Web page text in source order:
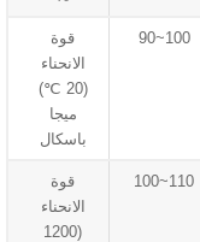
قوة
الانحناء
(20 ℃)
ميجا
باسكال
90~100
قوة
الانحناء
(1200
100~110